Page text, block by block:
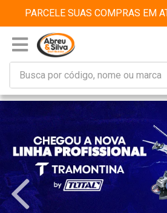
PARCELE SUAS COMPRAS EM